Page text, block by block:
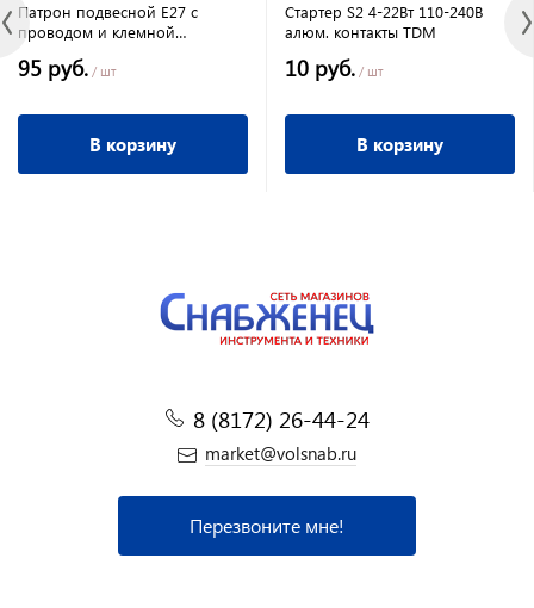
Патрон подвесной Е27 с
проводом и клемной
95 руб. / шт
В корзину
Стартер S2 4-22Вт 110-240В
алюм. контакты TDM
10 руб. / шт
В корзину
8 (8172) 26-44-24
market@volsnab.ru
Перезвоните мне!